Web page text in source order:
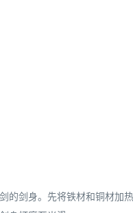
的剑身。先将铁材和铜材加